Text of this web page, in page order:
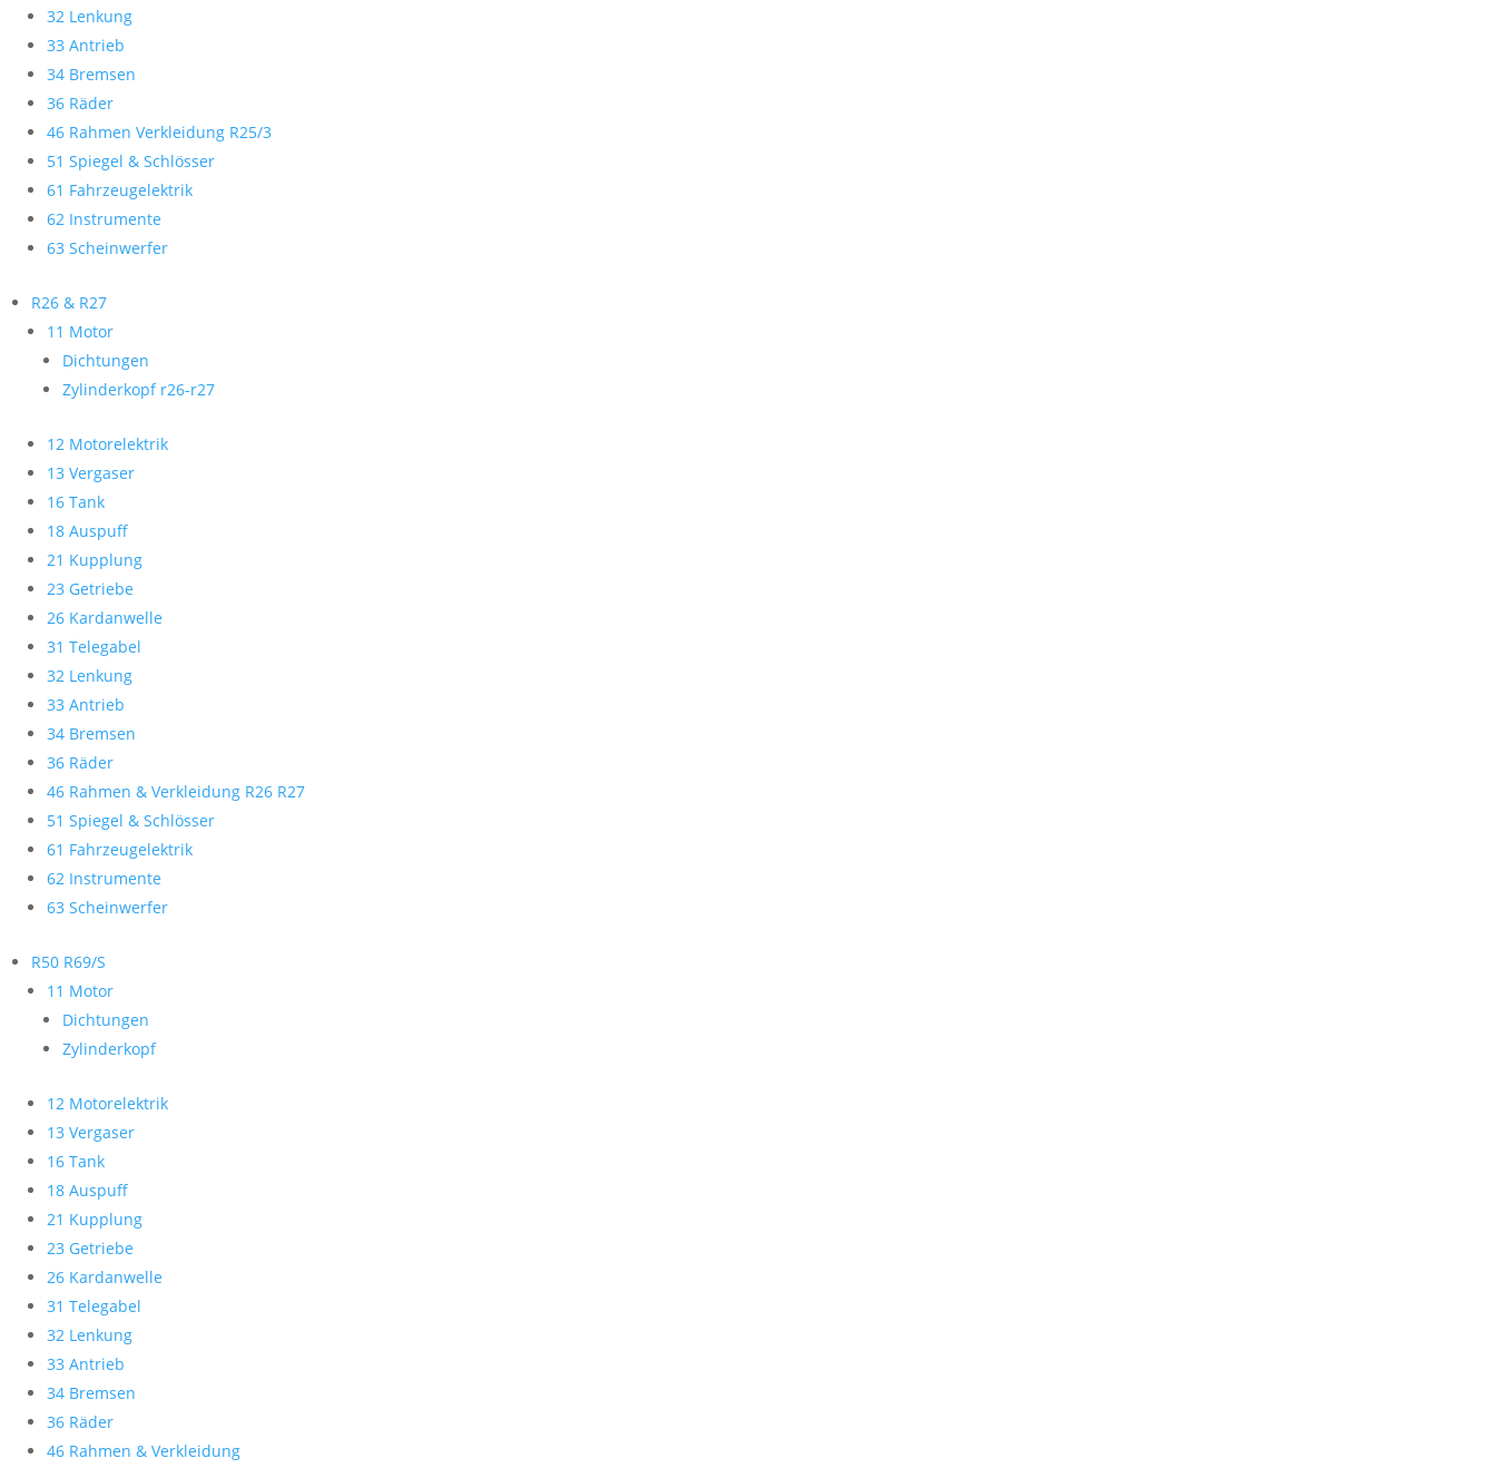
32 Lenkung
33 Antrieb
34 Bremsen
36 Räder
46 Rahmen Verkleidung R25/3
51 Spiegel & Schlösser
61 Fahrzeugelektrik
62 Instrumente
63 Scheinwerfer
R26 & R27
11 Motor
Dichtungen
Zylinderkopf r26-r27
12 Motorelektrik
13 Vergaser
16 Tank
18 Auspuff
21 Kupplung
23 Getriebe
26 Kardanwelle
31 Telegabel
32 Lenkung
33 Antrieb
34 Bremsen
36 Räder
46 Rahmen & Verkleidung R26 R27
51 Spiegel & Schlösser
61 Fahrzeugelektrik
62 Instrumente
63 Scheinwerfer
R50 R69/S
11 Motor
Dichtungen
Zylinderkopf
12 Motorelektrik
13 Vergaser
16 Tank
18 Auspuff
21 Kupplung
23 Getriebe
26 Kardanwelle
31 Telegabel
32 Lenkung
33 Antrieb
34 Bremsen
36 Räder
46 Rahmen & Verkleidung